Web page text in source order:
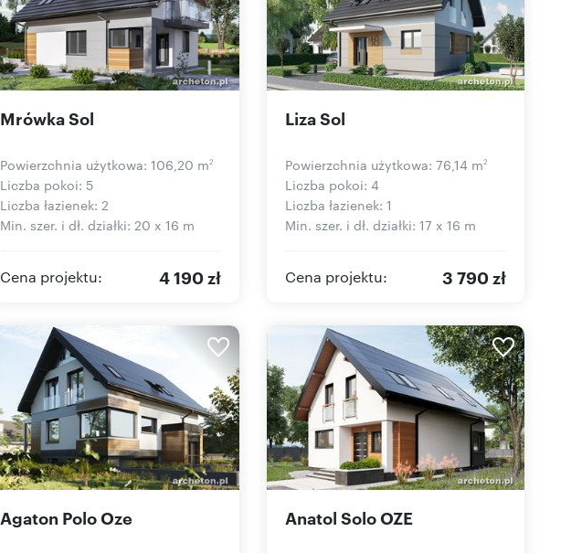
Mrówka Sol
Powierzchnia użytkowa: 106,20 m2
Liczba pokoi: 5
Liczba łazienek: 2
Min. szer. i dł. działki: 20 x 16 m
Cena projektu: 4 190 zł
Liza Sol
Powierzchnia użytkowa: 76,14 m2
Liczba pokoi: 4
Liczba łazienek: 1
Min. szer. i dł. działki: 17 x 16 m
Cena projektu: 3 790 zł
Agaton Polo Oze Anatol Solo OZE